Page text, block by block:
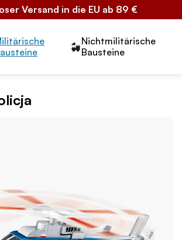
Versand in die EU ab 89 €
segmentów2
Nichtmilitärische
Bausteine